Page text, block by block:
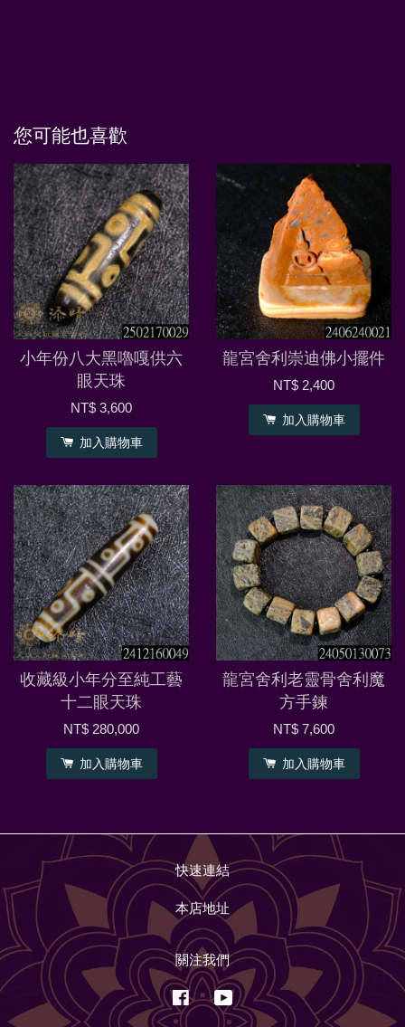
您可能也喜歡
小年份八大黑嚕嘎供六
眼天珠
NT$ 3,600
加入購物車
龍宮舍利崇迪佛小擺件
NT$ 2,400
加入購物車
收藏級小年分至純工藝
十二眼天珠
NT$ 280,000
加入購物車
龍宮舍利老靈骨舍利魔
方手鍊
NT$ 7,600
加入購物車
快速連結
本店地址
關注我們
FacebookYouTube